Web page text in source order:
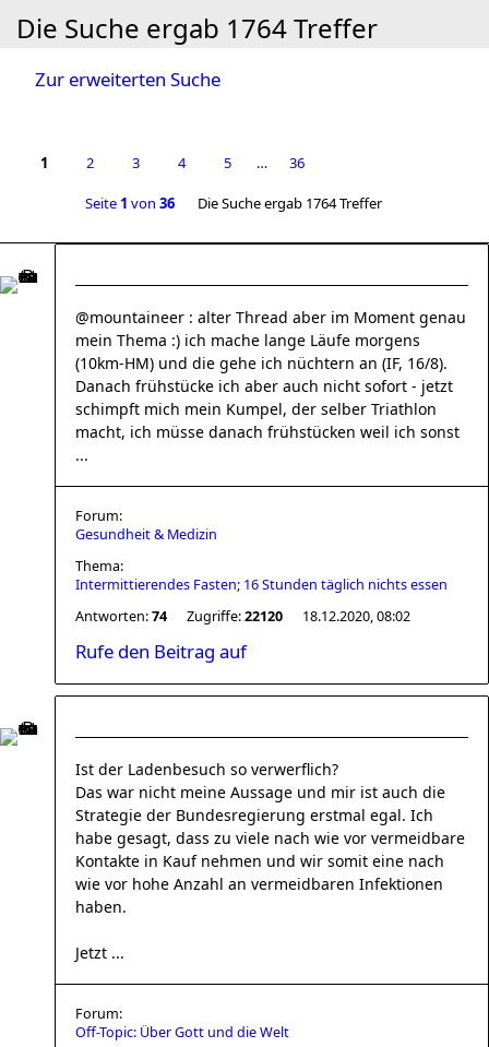
Die Suche ergab 1764 Treffer
Zur erweiterten Suche
1 2 3 4 5 … 36
Seite 1 von 36 Die Suche ergab 1764 Treffer
@mountaineer : alter Thread aber im Moment genau
mein Thema :) ich mache lange Läufe morgens
(10km-HM) und die gehe ich nüchtern an (IF, 16/8).
Danach frühstücke ich aber auch nicht sofort - jetzt
schimpft mich mein Kumpel, der selber Triathlon
macht, ich müsse danach frühstücken weil ich sonst
...
Forum:
Gesundheit & Medizin
Thema:
Intermittierendes Fasten; 16 Stunden täglich nichts essen
Antworten:74 Zugriffe:22120 18.12.2020, 08:02
Rufe den Beitrag auf
Ist der Ladenbesuch so verwerflich?
Das war nicht meine Aussage und mir ist auch die
Strategie der Bundesregierung erstmal egal. Ich
habe gesagt, dass zu viele nach wie vor vermeidbare
Kontakte in Kauf nehmen und wir somit eine nach
wie vor hohe Anzahl an vermeidbaren Infektionen
haben.
Jetzt ...
Forum:
Off-Topic: Über Gott und die Welt